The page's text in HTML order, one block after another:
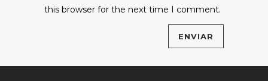
this browser for the next time I comment.